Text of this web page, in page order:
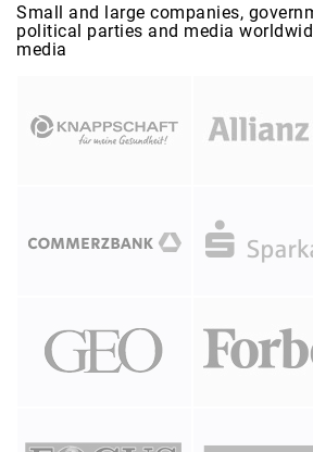
Small and large companies,
political parties and media
media